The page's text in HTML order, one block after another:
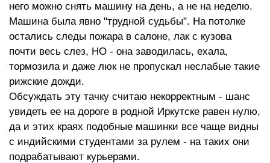
него можно снять машину на день, а не на неделю.
Машина была явно "трудной судьбы". На потолке
остались следы пожара в салоне, лак с кузова
почти весь слез, НО - она заводилась, ехала,
тормозила и даже люк не пропускал неслабые такие
рижские дожди.
Обсуждать эту тачку считаю некорректным - шанс
увидеть ее на дороге в родной Иркутске равен нулю,
да и этих краях подобные машинки все чаще видны
с индийскими студентами за рулем - на таких они
подрабатывают курьерами.